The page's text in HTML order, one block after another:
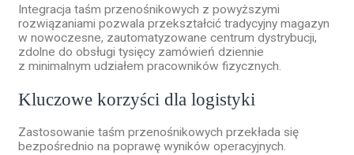
Integracja taśm przenośnikowych z powyższymi
rozwiązaniami pozwala przekształcić tradycyjny magazyn
w nowoczesne, zautomatyzowane centrum dystrybucji,
zdolne do obsługi tysięcy zamówień dziennie
z minimalnym udziałem pracowników fizycznych.
Kluczowe korzyści dla logistyki
Zastosowanie taśm przenośnikowych przekłada się
bezpośrednio na poprawę wyników operacyjnych.